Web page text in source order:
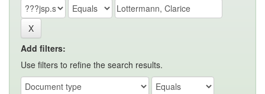
Add filters:
Use filters to refine the search results.